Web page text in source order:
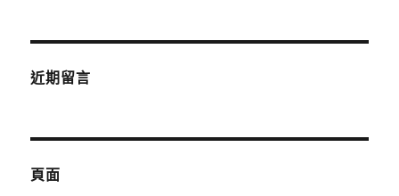
鍵
近期留言
頁面